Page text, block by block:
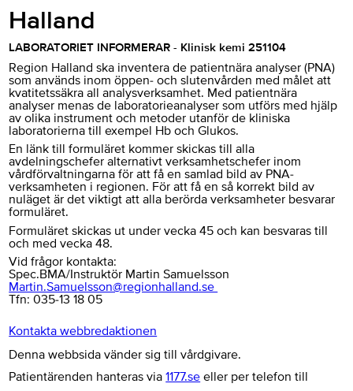
Halland
LABORATORIET INFORMERAR - Klinisk kemi 251104
Region Halland ska inventera de patientnära analyser (PNA)
som används inom öppen- och slutenvården med målet att
kvatitetssäkra all analysverksamhet. Med patientnära
analyser menas de laboratorieanalyser som utförs med hjälp
av olika instrument och metoder utanför de kliniska
laboratorierna till exempel Hb och Glukos.
En länk till formuläret kommer skickas till alla
avdelningschefer alternativt verksamhetschefer inom
vårdförvaltningarna för att få en samlad bild av PNA-
verksamheten i regionen. För att få en så korrekt bild av
nuläget är det viktigt att alla berörda verksamheter besvarar
formuläret.
Formuläret skickas ut under vecka 45 och kan besvaras till
och med vecka 48.
Vid frågor kontakta:
Spec.BMA/Instruktör Martin Samuelsson
Martin.Samuelsson@regionhalland.se
Tfn: 035-13 18 05
Kontakta webbredaktionen
Denna webbsida vänder sig till vårdgivare.
Patientärenden hanteras via1177.se eller per telefon till